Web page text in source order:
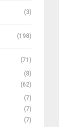
(3)
(198)
(71)
(8)
(62)
(7)
(7)
(7)